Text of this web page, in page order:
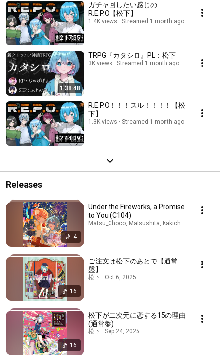
2:17:55
ガチャ回したい感じの
R.E.P.O【松下】
1.4K views Streamed 1 month ago
1:38:48
TRPG『カタシロ』PL：松下
3K views Streamed 1 month ago
2:44:39
R.E.P.O！！！スル！！！！【松
下】
1.3K views Streamed 1 month ago
Releases
4
Under the Fireworks, a Promise
to You (C104)
Matsu_Choco, Matsushita, Kakichoco · Jul 23,
16
ご注文は松下のあとで【通常
盤】
松下 · Oct 6, 2025
16
松下が二次元に恋する15の理由
(通常盤)
松下 · Sep 24, 2025